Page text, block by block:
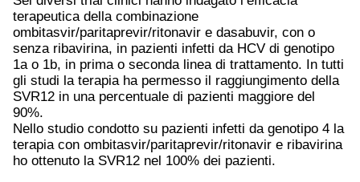
terapeutica della combinazione
ombitasvir/paritaprevir/ritonavir e dasabuvir, con o
senza ribavirina, in pazienti infetti da HCV di genotipo
1a o 1b, in prima o seconda linea di trattamento. In tutti
gli studi la terapia ha permesso il raggiungimento della
SVR12 in una percentuale di pazienti maggiore del
90%.
Nello studio condotto su pazienti infetti da genotipo 4 la
terapia con ombitasvir/paritaprevir/ritonavir e ribavirina
ho ottenuto la SVR12 nel 100% dei pazienti.